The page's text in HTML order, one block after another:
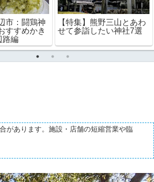
市：闘鶏神
すすめかき
路編
【特集】熊野三山とあわ
せて参詣したい神社7選
があります。施設・店舗の短縮営業や臨